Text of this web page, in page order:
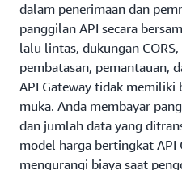
dalam penerimaan dan
panggilan API secara
lalu lintas, dukungan
pembatasan, pemantauan,
API Gateway tidak memiliki
muka. Anda membayar
dan jumlah data yang
model harga bertingkat API
mengurangi biaya saat